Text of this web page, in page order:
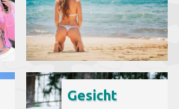
Gesicht